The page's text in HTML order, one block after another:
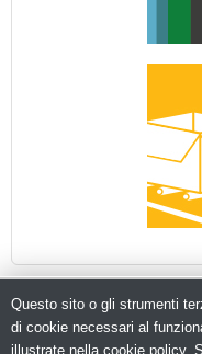
Questo sito o gli strumenti
di cookie necessari al
illustrate nella cookie policy.